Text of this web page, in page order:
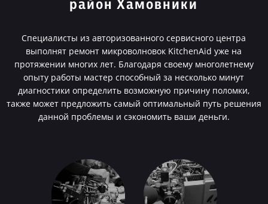
район Хамовники
Специалисты из авторизованного сервисного центра
выполнят ремонт микроволновок KitchenAid уже на
протяжении многих лет. Благодаря своему многолетнему
опыту работы мастер способный за несколько минут
диагностики определить возможную причину поломки,
также может предложить самый оптимальный путь решения
данной проблемы и сэкономить ваши деньги.